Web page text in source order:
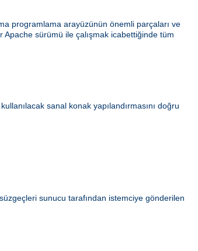
programlama arayüzünün önemli parçaları ve
sürümü ile çalışmak icabettiğinde tüm
sanal konak yapılandırmasını doğru
sunucu tarafından istemciye gönderilen